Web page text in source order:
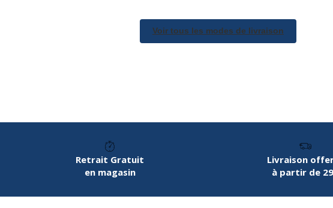
Voir tous les modes de livraison
Retrait Gratuit
en magasin
Livraison
à partir de